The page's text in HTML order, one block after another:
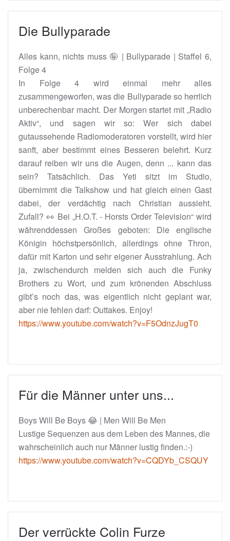
Die Bullyparade
Alles kann, nichts muss 🤪 | Bullyparade | Staffel 6,
Folge 4
In Folge 4 wird einmal mehr alles
zusammengeworfen, was die Bullyparade so herrlich
unberechenbar macht. Der Morgen startet mit „Radio
Aktiv“, und sagen wir so: Wer sich dabei
gutaussehende Radiomoderatoren vorstellt, wird hier
sanft, aber bestimmt eines Besseren belehrt. Kurz
darauf reiben wir uns die Augen, denn ... kann das
sein? Tatsächlich. Das Yeti sitzt im Studio,
übernimmt die Talkshow und hat gleich einen Gast
dabei, der verdächtig nach Christian aussieht.
Zufall? 👀 Bei „H.O.T. - Horsts Order Television“ wird
währenddessen Großes geboten: Die englische
Königin höchstpersönlich, allerdings ohne Thron,
dafür mit Karton und sehr eigener Ausstrahlung. Ach
ja, zwischendurch melden sich auch die Funky
Brothers zu Wort, und zum krönenden Abschluss
gibt’s noch das, was eigentlich nicht geplant war,
aber nie fehlen darf: Outtakes. Enjoy!
https://www.youtube.com/watch?v=F5OdnzJugT0
Für die Männer unter uns...
Boys Will Be Boys 😂 | Men Will Be Men
Lustige Sequenzen aus dem Leben des Mannes, die
wahrscheinlich auch nur Männer lustig finden.:-)
https://www.youtube.com/watch?v=CQDYb_CSQUY
Der verrückte Colin Furze